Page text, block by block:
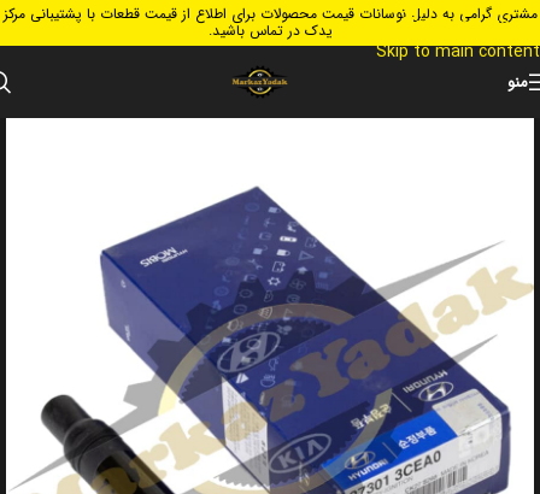
Skip to navigation
Skip to main content
مشتری گرامی به دلیل نوسانات قیمت محصولات برای اطلاع از قیمت قطعات با پشتیبانی مرکز
یدک در تماس باشید.
منو